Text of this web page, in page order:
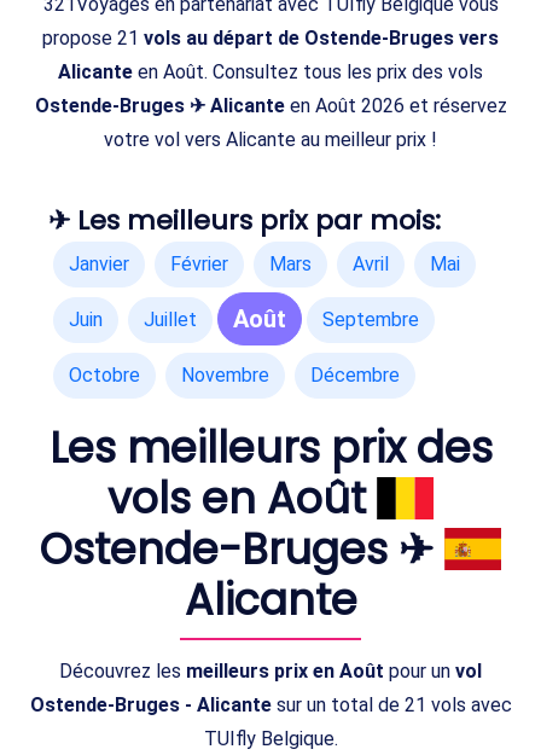
propose 21 vols au départ de Ostende-Bruges vers
Alicante en Août. Consultez tous les prix des vols
Ostende-Bruges ✈ Alicanteen Août 2026 et réservez
votre vol vers Alicante au meilleur prix !
✈ Les meilleurs prix par mois:
Janvier Février Mars Avril Mai
Juin Juillet Août Septembre
Octobre Novembre Décembre
Les meilleurs prix des
vols en Août
Ostende-Bruges ✈
Alicante
Découvrez les meilleurs prix en Août pour un vol
Ostende-Bruges - Alicantesur un total de 21 vols avec
TUIfly Belgique.